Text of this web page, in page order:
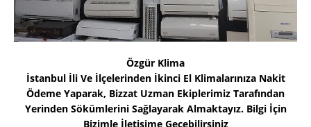
Özgür Klima
İstanbul İli Ve İlçelerinden İkinci El Klimalarınıza Nakit
Ödeme Yaparak, Bizzat Uzman Ekiplerimiz Tarafından
Yerinden Sökümlerini Sağlayarak Almaktayız. Bilgi İçin
Bizimle İletişime Geçebilirsiniz